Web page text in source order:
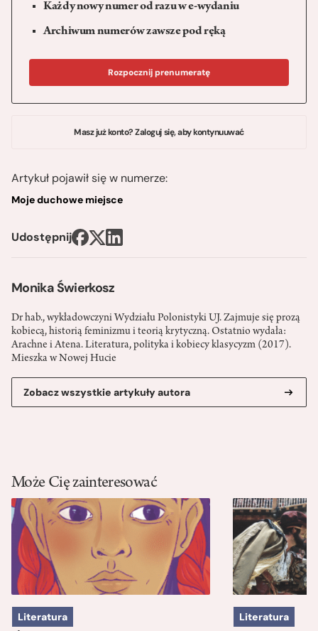
Monika Świerkosz
Dr hab., wykładowczyni Wydziału Polonistyki UJ. Zajmuje się prozą
kobiecą, historią feminizmu i teorią krytyczną. Ostatnio wydała:
Arachne i Atena. Literatura, polityka i kobiecy klasycyzm (2017).
Mieszka w Nowej Hucie
Zobacz wszystkie artykuły autora
Każdy nowy numer od razu w e-wydaniu
Archiwum numerów zawsze pod ręką
Rozpocznij prenumeratę
Masz już konto? Zaloguj się, aby kontynuuwać
Artykuł pojawił się w numerze:
Moje duchowe miejsce
Udostępnij
Może Cię zainteresować
Literatura Literatura